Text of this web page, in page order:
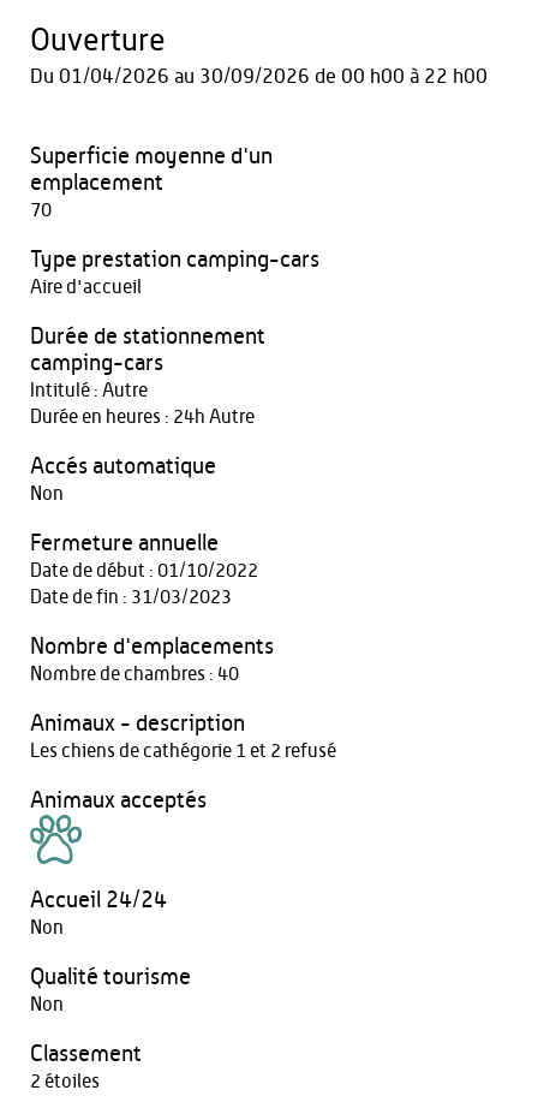
Ouverture
Du 01/04/2026 au 30/09/2026 de 00 h00 à 22 h00
Superficie moyenne d'un
emplacement
70
Type prestation camping-cars
Aire d'accueil
Durée de stationnement
camping-cars
Intitulé : Autre
Durée en heures : 24h Autre
Accés automatique
Non
Fermeture annuelle
Date de début : 01/10/2022
Date de fin : 31/03/2023
Nombre d'emplacements
Nombre de chambres : 40
Animaux - description
Les chiens de cathégorie 1 et 2 refusé
Animaux acceptés
Accueil 24/24
Non
Qualité tourisme
Non
Classement
2 étoiles